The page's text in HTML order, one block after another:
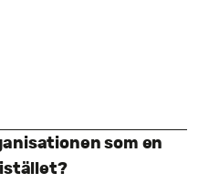
som en
istället?